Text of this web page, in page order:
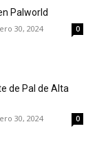
Palworld
30, 2024 0
de Pal de Alta
30, 2024 0